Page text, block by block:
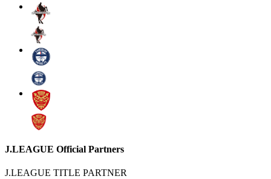
J.LEAGUE Official Partners
J.LEAGUE TITLE PARTNER